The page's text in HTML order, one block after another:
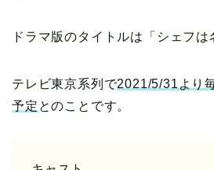
ドラマ版のタイトルは「シェフは
テレビ東京系列で2021/5/31より
予定 とのことです。